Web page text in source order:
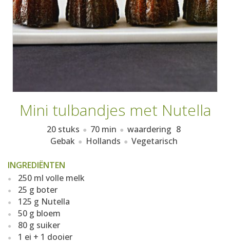
KOOKBOEKEN
Mini tulbandjes met Nutella
20 stuks 70 min waardering 8
Gebak
Hollands Vegetarisch
INGREDIËNTEN
250 ml volle melk
25 g boter
125 g Nutella
50 g bloem
80 g suiker
1 ei + 1 dooier